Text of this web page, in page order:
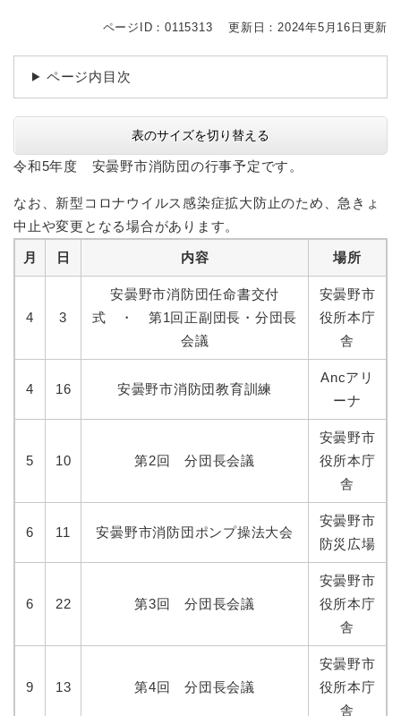
ページID：0115313 更新日：2024年5月16日更新
ページ内目次
表のサイズを切り替える
月 日 内容 場所
令和5年度 安曇野市消防団の行事予定です。
なお、新型コロナウイルス感染症拡大防止のため、急きょ
中止や変更となる場合があります。
4 3
安曇野市消防団任命書交付
式 ・ 第1回正副団長・分団長
会議
安曇野市
役所本庁
舎
4 16 安曇野市消防団教育訓練
Ancアリ
ーナ
5 10 第2回 分団長会議
安曇野市
役所本庁
舎
6 11 安曇野市消防団ポンプ操法大会
安曇野市
防災広場
6 22 第3回 分団長会議
安曇野市
役所本庁
舎
9 13 第4回 分団長会議
安曇野市
役所本庁
舎